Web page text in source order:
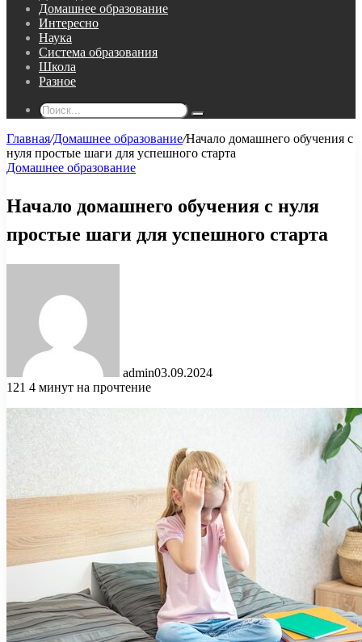
Домашнее образование
Интересно
Наука
Система образования
Школа
Разное
Поиск...
Главная/Домашнее образование/Начало домашнего обучения с
нуля простые шаги для успешного старта
Домашнее образование
Начало домашнего обучения с нуля
простые шаги для успешного старта
admin03.09.2024
121 4 минут на прочтение